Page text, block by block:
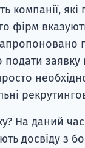
компанії,
фірм
заявку
На даний
досвіду з